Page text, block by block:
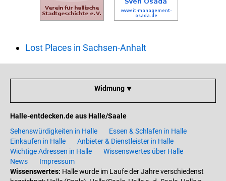
Lost Places in Sachsen-Anhalt
Widmung ⯆
Halle-entdecken.de aus Halle/Saale
Sehenswürdigkeiten in Halle
Essen & Schlafen in Halle
Einkaufen in Halle
Anbieter & Dienstleister in Halle
Wichtige Adressen in Halle
Wissenswertes über Halle
News
Impressum
Wissenswertes: Halle wurde im Laufe der Jahre verschiedenst